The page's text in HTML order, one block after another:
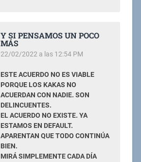
Y SI PENSAMOS UN POCO
MÁS
22/02/2022 a las 12:54 PM
ESTE ACUERDO NO ES VIABLE
PORQUE LOS KAKAS NO
ACUERDAN CON NADIE. SON
DELINCUENTES.
EL ACUERDO NO EXISTE. YA
ESTAMOS EN DEFAULT.
APARENTAN QUE TODO CONTINÚA
BIEN.
MIRÁ SIMPLEMENTE CADA DÍA